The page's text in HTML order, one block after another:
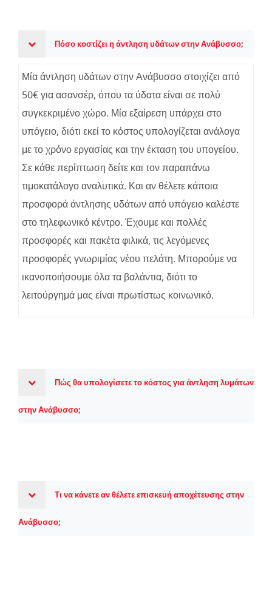
Πόσο κοστίζει η άντληση υδάτων στην Ανάβυσσο;
Μία άντληση υδάτων στην Ανάβυσσο στοιχίζει από
50€ για ασανσέρ, όπου τα ύδατα είναι σε πολύ
συγκεκριμένο χώρο. Μία εξαίρεση υπάρχει στο
υπόγειο, διότι εκεί το κόστος υπολογίζεται ανάλογα
με το χρόνο εργασίας και την έκταση του υπογείου.
Σε κάθε περίπτωση δείτε και τον παραπάνω
τιμοκατάλογο αναλυτικά. Και αν θέλετε κάποια
προσφορά άντλησης υδάτων από υπόγειο καλέστε
στο τηλεφωνικό κέντρο. Έχουμε και πολλές
προσφορές και πακέτα φιλικά, τις λεγόμενες
προσφορές γνωριμίας νέου πελάτη. Μπορούμε να
ικανοποιήσουμε όλα τα βαλάντια, διότι το
λειτούργημά μας είναι πρωτίστως κοινωνικό.
Πώς θα υπολογίσετε το κόστος για άντληση λυμάτων
στην Ανάβυσσο;
Τι να κάνετε αν θέλετε επισκευή αποχέτευσης στην
Ανάβυσσο;